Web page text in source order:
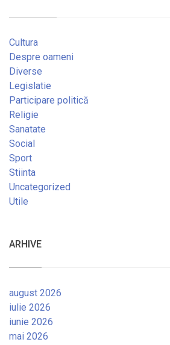
Cultura
Despre oameni
Diverse
Legislatie
Participare politică
Religie
Sanatate
Social
Sport
Stiinta
Uncategorized
Utile
ARHIVE
august 2026
iulie 2026
iunie 2026
mai 2026